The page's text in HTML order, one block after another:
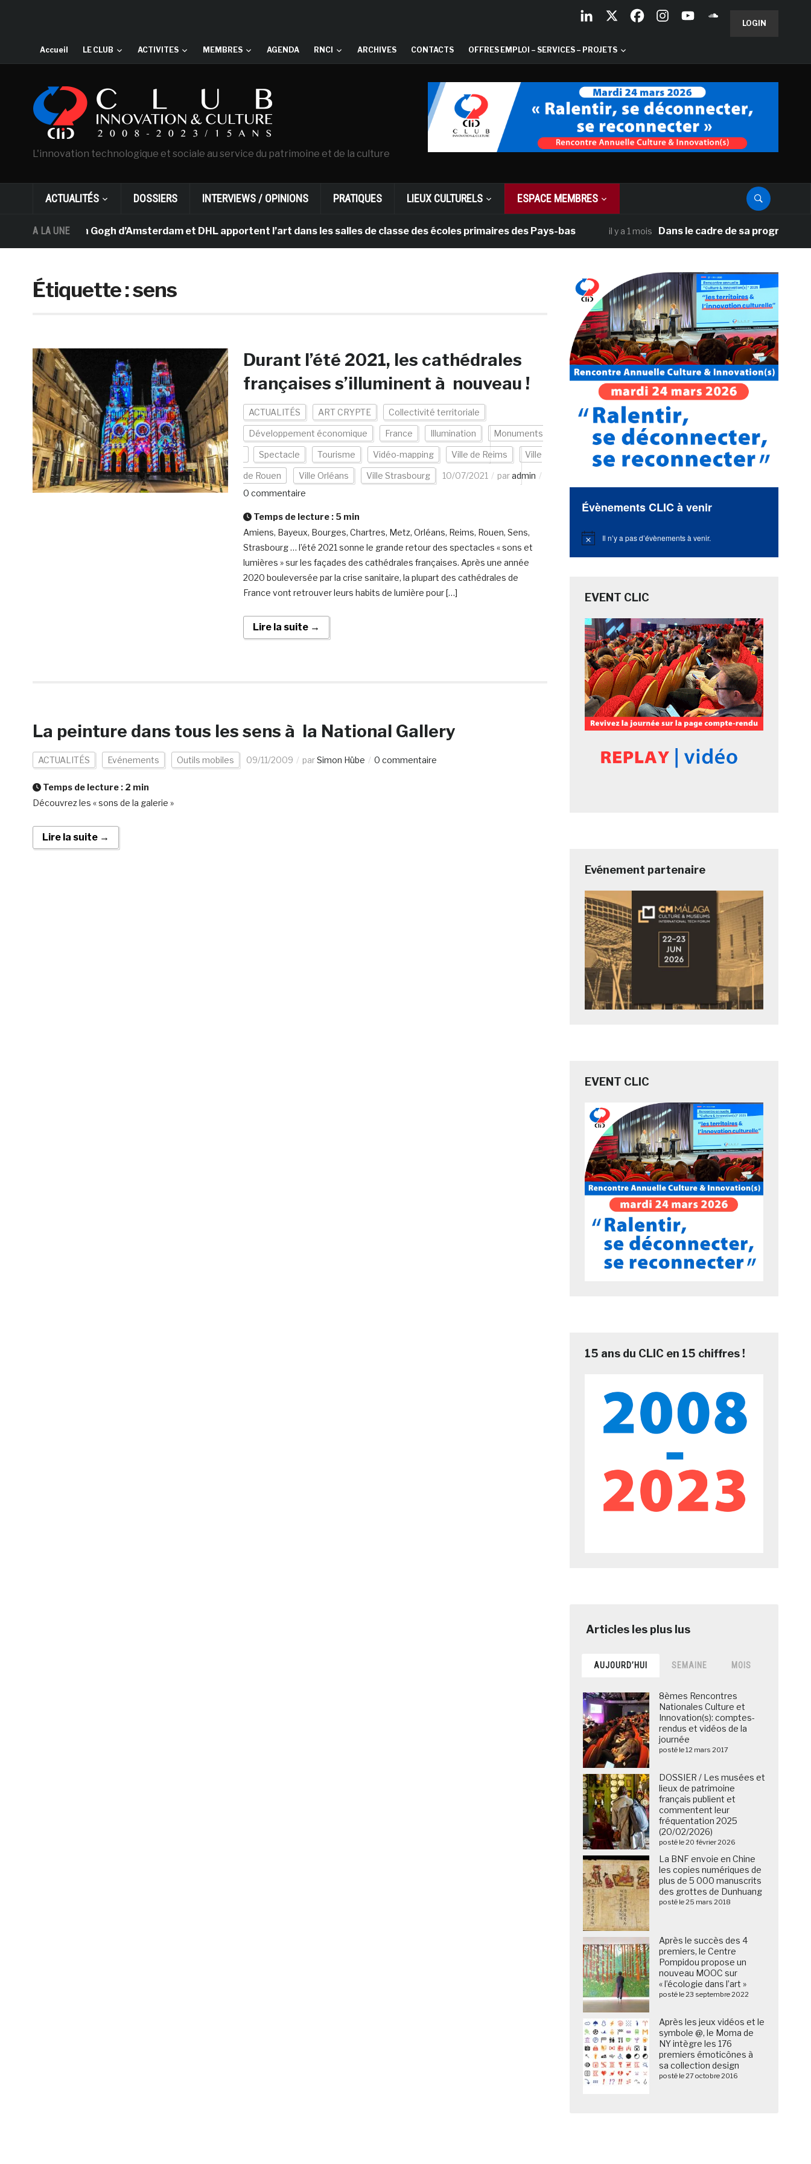
LOGIN
Accueil LE CLUB ACTIVITES MEMBRES AGENDA RNCI ARCHIVES CONTACTS OFFRES EMPLOI – SERVICES – PROJETS
L'innovation technologique et sociale au service du patrimoine et de la culture
ACTUALITÉS DOSSIERS INTERVIEWS / OPINIONS PRATIQUES LIEUX CULTURELS ESPACE MEMBRES
A LA UNE
musée Van Gogh d’Amsterdam et DHL apportent l’art dans les salles de classe des écoles primaires des Pays-bas il y a 1 mois Dans le cadre de sa programmation
Étiquette :sens
Durant l’été 2021, les cathédrales
françaises s’illuminent à nouveau !
ACTUALITÉS ART CRYPTE Collectivité territoriale
Développement économique France Illumination Monuments
Spectacle Tourisme Vidéo-mapping Ville de Reims Ville
de Rouen Ville Orléans Ville Strasbourg 10/07/2021 paradmin
0 commentaire
Temps de lecture : 5 min
Amiens, Bayeux, Bourges, Chartres, Metz, Orléans, Reims, Rouen, Sens,
Strasbourg … l’été 2021 sonne le grande retour des spectacles « sons et
lumières » sur les façades des cathédrales françaises. Après une année
2020 bouleversée par la crise sanitaire, la plupart des cathédrales de
France vont retrouver leurs habits de lumière pour […]
Lire la suite →
La peinture dans tous les sens à la National Gallery
ACTUALITÉS Evénements Outils mobiles 09/11/2009 parSimon Hübe 0 commentaire
Temps de lecture : 2 min
Découvrez les « sons de la galerie »
Lire la suite →
Évènements CLIC à venir
Notice Il n’y a pas d’évènements à venir.
EVENT CLIC
Evénement partenaire
EVENT CLIC
15 ans du CLIC en 15 chiffres !
AUJOURD’HUI SEMAINE MOIS
8èmes Rencontres
Nationales Culture et
Innovation(s): comptes-
rendus et vidéos de la
journée
posté le 12 mars 2017
DOSSIER / Les musées et
lieux de patrimoine
français publient et
commentent leur
fréquentation 2025
(20/02/2026)
posté le 20 février 2026
La BNF envoie en Chine
les copies numériques de
plus de 5 000 manuscrits
des grottes de Dunhuang
posté le 25 mars 2018
Après le succès des 4
premiers, le Centre
Pompidou propose un
nouveau MOOC sur
« l’écologie dans l’art »
posté le 23 septembre 2022
Après les jeux vidéos et le
symbole @, le Moma de
NY intègre les 176
premiers émoticônes à
sa collection design
posté le 27 octobre 2016